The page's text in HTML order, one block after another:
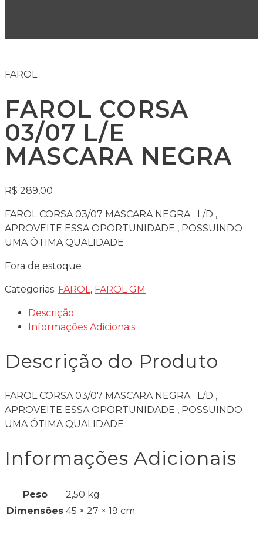
FAROL
FAROL CORSA
03/07 L/E
MASCARA NEGRA
R$ 289,00
FAROL CORSA 03/07 MASCARA NEGRA L/D ,
APROVEITE ESSA OPORTUNIDADE , POSSUINDO
UMA ÓTIMA QUALIDADE .
Fora de estoque
Categorias: FAROL , FAROL GM
Descrição
Informações Adicionais
Descrição do Produto
FAROL CORSA 03/07 MASCARA NEGRA L/D ,
APROVEITE ESSA OPORTUNIDADE , POSSUINDO
UMA ÓTIMA QUALIDADE .
Informações Adicionais
Peso
2,50 kg
Dimensões 45 × 27 × 19 cm